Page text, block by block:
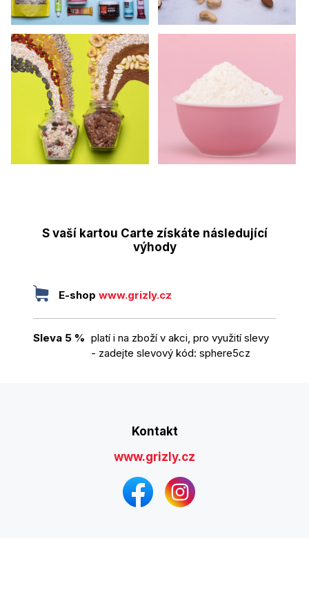
S vaší kartou Carte získáte následující
výhody
E-shop www.grizly.cz
Sleva 5 % platí i na zboží v akci, pro využití slevy
- zadejte slevový kód: sphere5cz
Kontakt
www.grizly.cz